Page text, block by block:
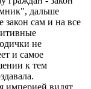
дальше
закон сам и на все
не
и самое
к тем